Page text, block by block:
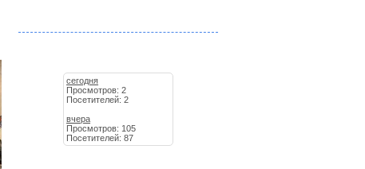
сегодня
Просмотров: 2
Посетителей: 2
вчера
Просмотров: 105
Посетителей: 87